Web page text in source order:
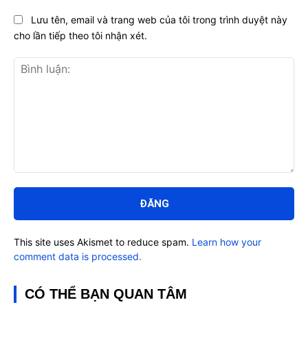
luận:
Lưu tên, email và trang web của tôi trong trình duyệt này
cho lần tiếp theo tôi nhận xét.
This site uses Akismet to reduce spam. Learn how your
comment data is processed.
CÓ THỂ BẠN QUAN TÂM